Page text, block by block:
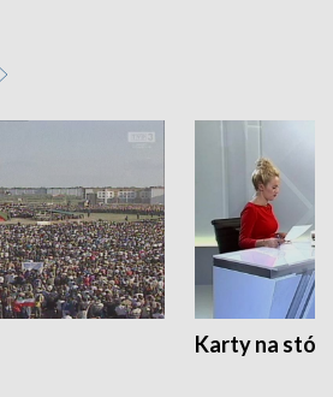
Karty na